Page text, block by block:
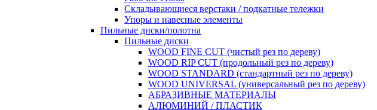
Складывающиеся верстаки / подкатные тележки
Упоры и навесные элементы
Пильные диски/полотна
Пильные диски
WOOD FINE CUT (чистый рез по дереву)
WOOD RIP CUT (продольный рез по дереву)
WOOD STANDARD (стандартный рез по дереву)
WOOD UNIVERSAL (универсальный рез по дереву)
АБРАЗИВНЫЕ МАТЕРИАЛЫ
АЛЮМИНИЙ / ПЛАСТИК